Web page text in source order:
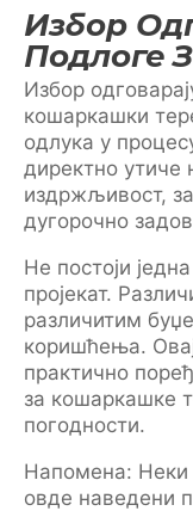
Избор
Подлоге
Избор
кошаркашки
одлука у
директно утиче
издржљивост,
дугорочно
Не постоји
пројекат.
различитим
коришћења.
практично
за кошаркашке
погодности.
Напомена: Неки
овде наведени